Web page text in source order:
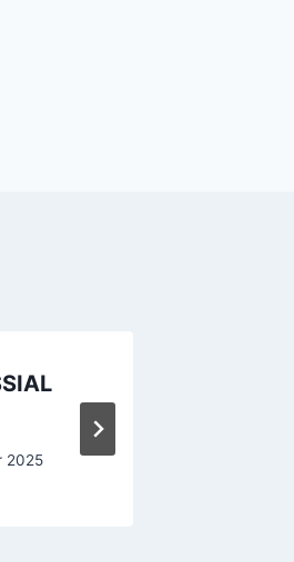
2025